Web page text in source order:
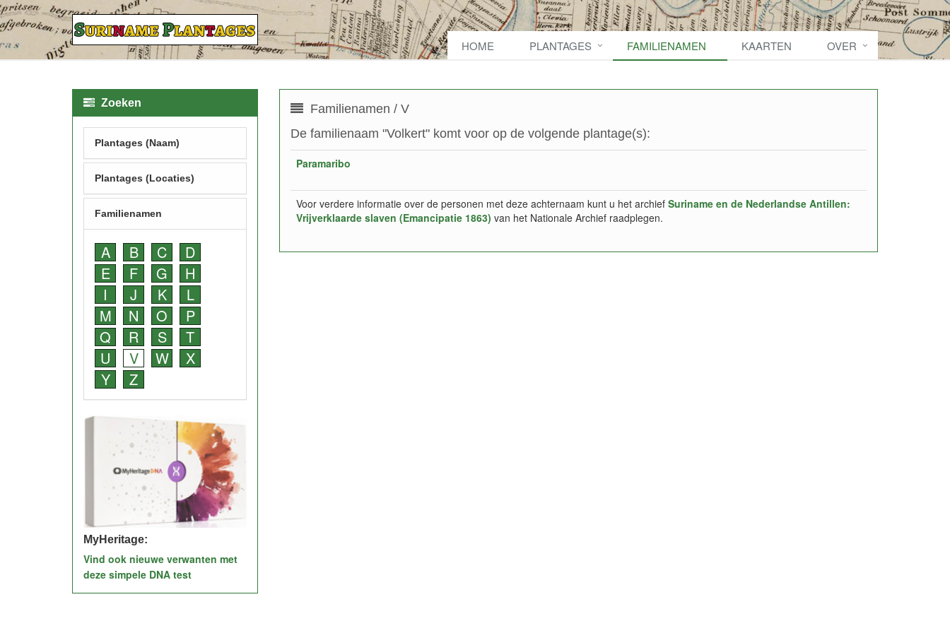
HOME PLANTAGES FAMILIENAMEN KAARTEN OVER
Familienamen / V
De familienaam "Volkert" komt voor op de volgende plantage(s):
Paramaribo
Voor verdere informatie over de personen met deze achternaam kunt u het archief Suriname en de Nederlandse Antillen:
Vrijverklaarde slaven (Emancipatie 1863) van het Nationale Archief raadplegen.
Zoeken
Plantages (Naam)
Plantages (Locaties)
Familienamen
A B C
D
E
F G
H
I
J K
L
M
N O
P
Q
R S
T
U
V W
X
Y
Z
MyHeritage:
Vind ook nieuwe verwanten met
deze simpele DNA test